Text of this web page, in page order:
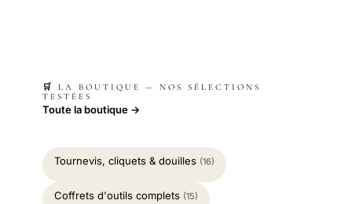
🛒 LA BOUTIQUE — NOS SÉLECTIONS
TESTÉES
Toute la boutique →
Tournevis, cliquets & douilles (16)
Coffrets d'outils complets (15)